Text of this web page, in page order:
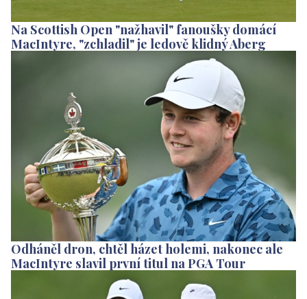
Na Scottish Open "nažhavil" fanoušky domácí
MacIntyre, "zchladil" je ledově klidný Aberg
Odháněl dron, chtěl házet holemi, nakonec ale
MacIntyre slavil první titul na PGA Tour